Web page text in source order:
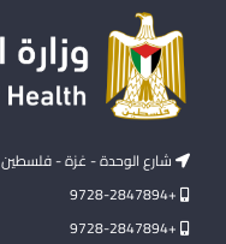
شارع الوحدة - غزة - فلسطين
+9728-2847894
+9728-2847894